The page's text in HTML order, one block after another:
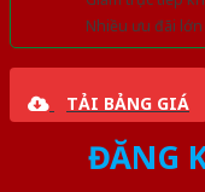
Nhiều ưu đãi
TẢI BẢNG GIÁ
ĐĂNG